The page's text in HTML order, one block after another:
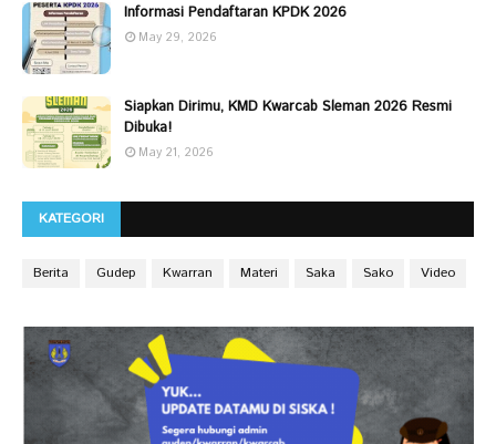
Informasi Pendaftaran KPDK 2026
May 29, 2026
Siapkan Dirimu, KMD Kwarcab Sleman 2026 Resmi
Dibuka!
May 21, 2026
KATEGORI
Berita Gudep Kwarran Materi Saka Sako Video